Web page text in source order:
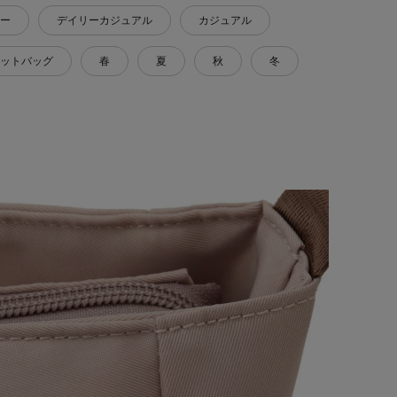
デイリーカジュアル カジュアル
トバッグ 春 夏 秋 冬